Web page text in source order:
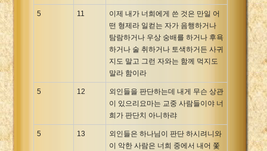
5 11
이제 내가 너희에게 쓴 것은 만일 어
떤 형제라 일컫는 자가 음행하거나
탐람하거나 우상 숭배를 하거나 후욕
하거나 술 취하거나 토색하거든 사귀
지도 말고 그런 자와는 함께 먹지도
말라 함이라
5 12
외인들을 판단하는데 내게 무슨 상관
이 있으리요마는 교중 사람들이야 너
희가 판단치 아니하랴
5 13
외인들은 하나님이 판단 하시려니와
이 악한 사람은 너희 중에서 내어 쫓